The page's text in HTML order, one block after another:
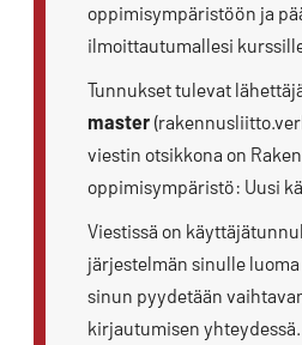
oppimisympäristöön ja
ilmoittautumallesi
Tunnukset tulevat
master
viestin otsikkona on
oppimisympäristö: Uusi
Viestissä on
järjestelmän sinulle luoma
sinun pyydetään
kirjautumisen